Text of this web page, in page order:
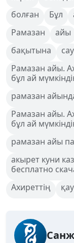
болған
Бұл
Рамазан
айы
бақытына
Рамазан айы.
бұл ай
рамазан
Рамазан айы.
бұл ай
рамазан айы
акырет куни
бесплатно
Ахиреттің